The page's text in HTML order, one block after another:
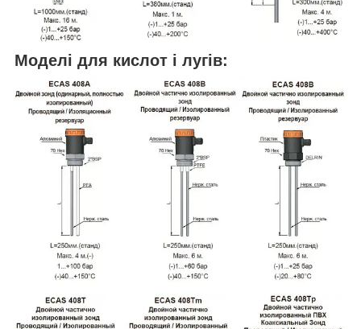
Моделі для кислот і лугів: